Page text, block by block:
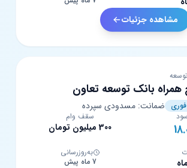
مشاهده جزئیات
بانک توسعه تعاون
ضمانت: مسدودی سپرده
سقف وام
300 میلیون تومان
به‌روزرسانی
7 ماه پیش